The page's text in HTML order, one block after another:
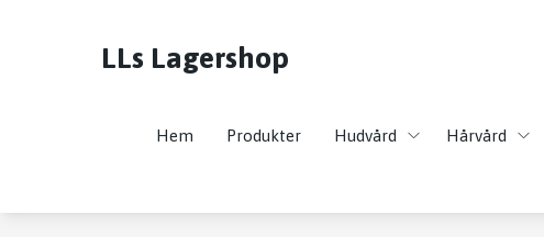
LLs Lagershop
Hem Produkter Hudvård Hårvård